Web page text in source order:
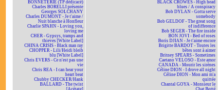
BONNETERIE (TP dédicacé)
Charles BORELLI présente
Georges SOLCHANY
Charles DUMONT - Je t'aime /
Nuit blanche à Honfleur
Charlie SPAHN - Loving you,
loving me
CHER - Gypsys, tramps and
thieves [White Label]
CHINA CRISIS - Black man ray
CHOPPER - Lili/Heidi bleib
blu [White Label]
Chris EVERS - Ce n'est pas une
vie
Chris REA - I can hear your
heart beat
Chubby CHECKER/Hank
BALLARD - The twist
[Acétate]
BLACK CROWES - High head
blues / A conspiracy
Bob DYLAN - Gotta serve
somebody
Bob GELDOF - The great song
of indifference
Bob SEGER - The fire inside
BON JOVI - Bed of roses
Boris DJIAN - Je t'aime encore
Brigitte BARDOT - Toutes les
bêtes sont à aimer
Britney SPEARS - Sometimes
Caetano VELOSO - Este amor
CANADA - Mourir les sirènes
Céline DION - I drove all night
Céline DION - Mon ami m'a
quittée
Chantal GOYA - Monsieur le
Chat Botté